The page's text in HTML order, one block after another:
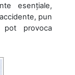
esențiale,
pun
provoca